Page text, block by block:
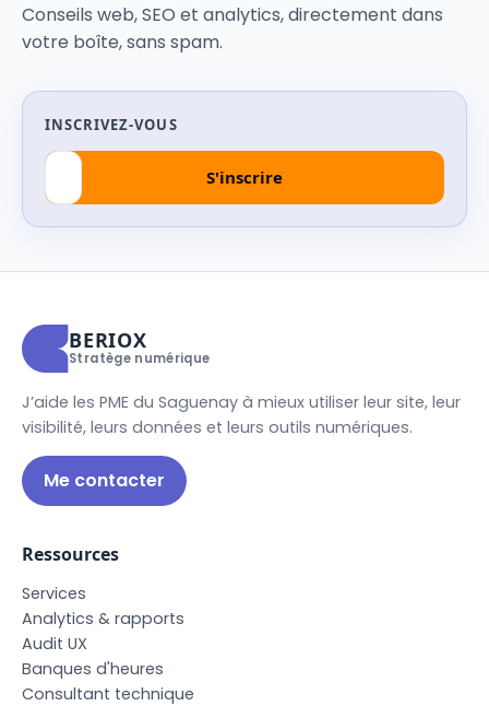
Conseils web, SEO et analytics, directement dans
votre boîte, sans spam.
INSCRIVEZ-VOUS
BERIOX
Stratège numérique
J’aide les PME du Saguenay à mieux utiliser leur site, leur
visibilité, leurs données et leurs outils numériques.
Me contacter
Ressources
Services
Analytics & rapports
Audit UX
Banques d'heures
Consultant technique